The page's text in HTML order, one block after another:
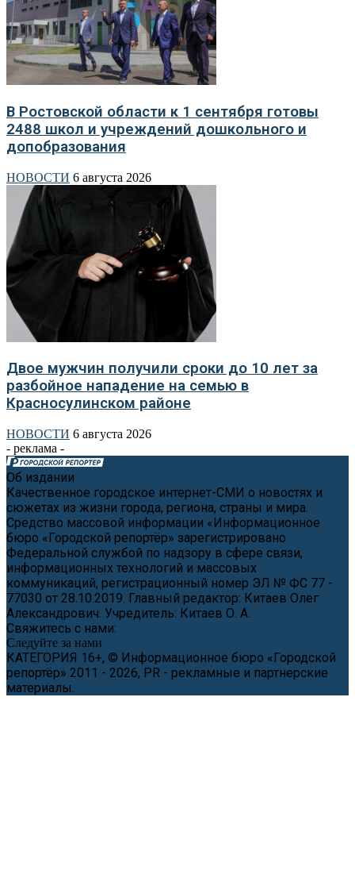
В Ростовской области к 1 сентября готовы
2488 школ и учреждений дошкольного и
допобразования
НОВОСТИ 6 августа 2026
Двое мужчин получили сроки до 10 лет за
разбойное нападение на семью в
Красносулинском районе
НОВОСТИ 6 августа 2026
- реклама -
Об издании
Качественное городское интернет-СМИ о новостях и
сюжетах из жизни города, региона, страны и мира.
Средство массовой информации «Информационное
бюро «Городской репортёр» зарегистрировано
Федеральной службой по надзору в сфере связи,
информационных технологий и массовых
коммуникаций, регистрационный номер ЭЛ № ФС 77 -
77030 от 28.10.2019. Главный редактор: Китаев Олег
Александрович. Учредитель: Китаев О. А.
Свяжитесь с нами:
Следуйте за нами
КАТЕГОРИЯ 16+, © Информационное бюро «Городской
репортёр» 2011 - 2026, PR - рекламные и партнерские
материалы.